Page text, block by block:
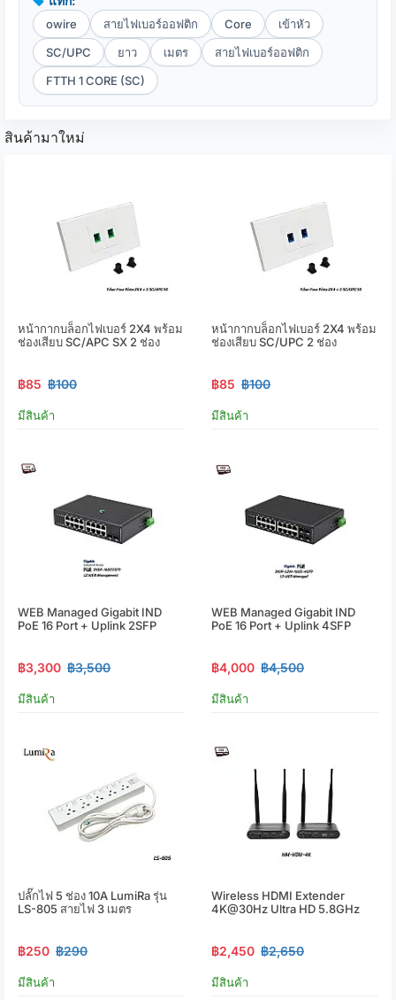
owire สายไฟเบอร์ออฟติก Core
เข้าหัว
SC/UPC
ยาว เมตร
สายไฟเบอร์ออฟติก
FTTH 1 CORE (SC)
สินค้ามาใหม่
หน้ากากบล็อกไฟเบอร์ 2X4 พร้อม
ช่องเสียบ SC/APC SX 2 ช่อง
฿85 ฿100
มีสินค้า
หน้ากากบล็อกไฟเบอร์ 2X4 พร้อม
ช่องเสียบ SC/UPC 2 ช่อง
฿85 ฿100
มีสินค้า
WEB Managed Gigabit IND
PoE 16 Port + Uplink 2SFP
฿3,300 ฿3,500
มีสินค้า
WEB Managed Gigabit IND
PoE 16 Port + Uplink 4SFP
฿4,000 ฿4,500
มีสินค้า
ปลั๊กไฟ 5 ช่อง 10A LumiRa รุ่น
LS-805 สายไฟ 3 เมตร
฿250 ฿290
มีสินค้า
Wireless HDMI Extender
4K@30Hz Ultra HD 5.8GHz
฿2,450 ฿2,650
มีสินค้า